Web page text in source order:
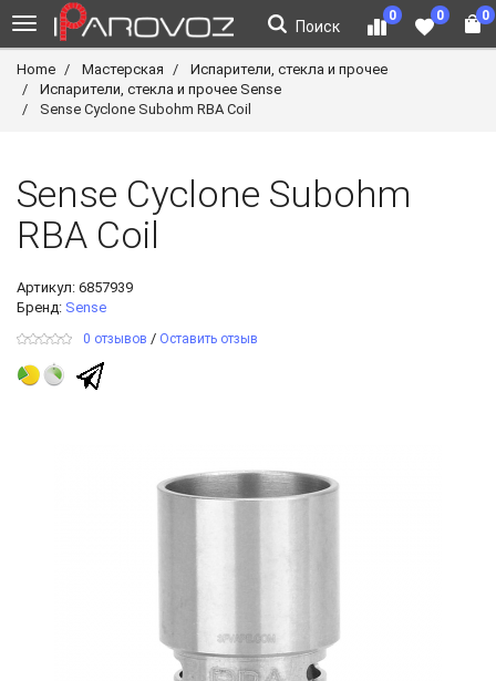
Поиск
0 0 0
Home Мастерская
Испарители, стекла и прочее
Испарители, стекла и прочее Sense
Sense Cyclone Subohm RBA Coil
Sense Cyclone Subohm
RBA Coil
Артикул: 6857939
Бренд: Sense
0 отзывов / Оставить отзыв